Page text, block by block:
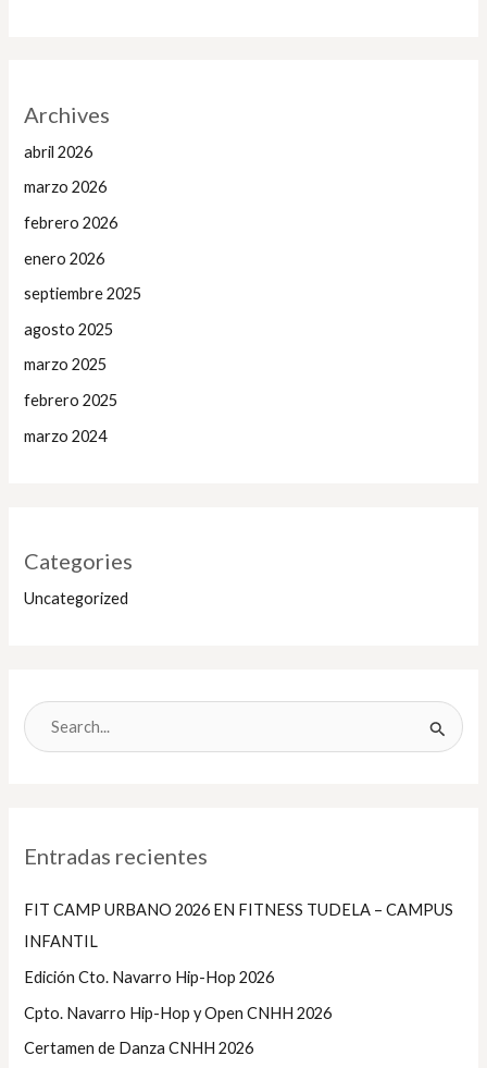
Archives
abril 2026
marzo 2026
febrero 2026
enero 2026
septiembre 2025
agosto 2025
marzo 2025
febrero 2025
marzo 2024
Categories
Uncategorized
B
a
p
o
r
:
Entradas recientes
FIT CAMP URBANO 2026 EN FITNESS TUDELA – CAMPUS
INFANTIL
Edición Cto. Navarro Hip-Hop 2026
Cpto. Navarro Hip-Hop y Open CNHH 2026
Certamen de Danza CNHH 2026